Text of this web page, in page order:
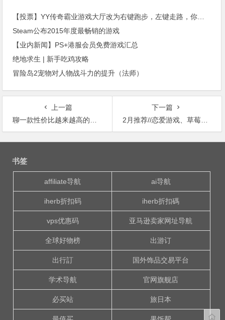
Steam公布2015年度最畅销的游戏
【业内新闻】PS+港服会员免费游戏汇总
绝地求生 | 新手吃鸡攻略
冒险岛2宠物对人物战斗力的提升（法师）
上一篇
聊一款性价比越来越高的轻薄游戏本
下一篇
2月推荐//恋爱游戏、草莓补剂、发光面膜…在美国逛CVS的一些发现。
文
书签
affiliate导航 ai导航
iherb折扣码 iherb折扣碼
vps优惠码 亚马逊卖家网址导航
全球好物榜 出游订
出行訂 国外饰品交易平台
学术导航 官网旗舰店
必买站 旅日本